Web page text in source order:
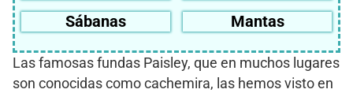
Sábanas
Mantas
Las famosas fundas Paisley, que en muchos lugares
son conocidas como cachemira, las hemos visto en